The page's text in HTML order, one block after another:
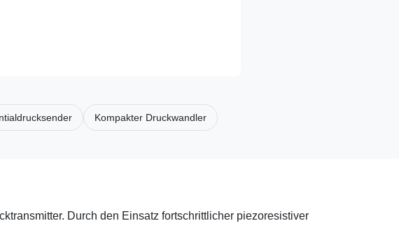
Kompakter Druckwandler
Durch den Einsatz fortschrittlicher piezoresistiver